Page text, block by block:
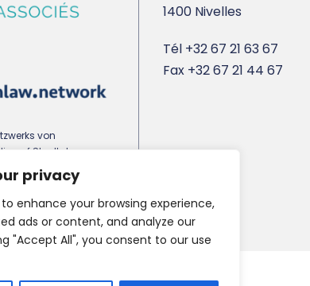
privacy
enhance your browsing experience,
ads or content, and analyze our
"Accept All", you consent to our use
von
auf Stadtplanungs-,
spezialisiert
1400 Nivelles
Tél +32 67 21 63 67
Fax +32 67 21 44 67
A, All Right Reserved